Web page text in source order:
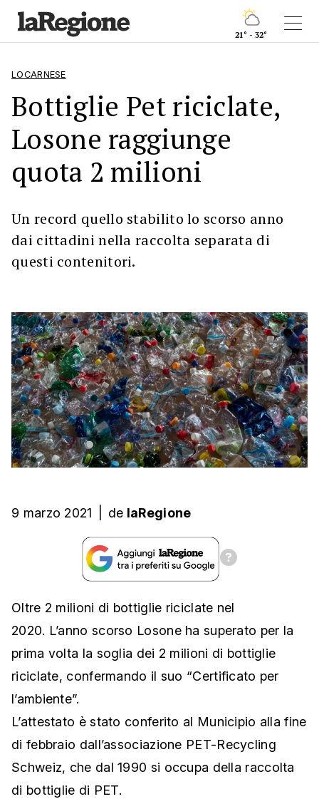
21° - 32°
LOCARNESE
Bottiglie Pet riciclate,
Losone raggiunge
quota 2 milioni
Un record quello stabilito lo scorso anno
dai cittadini nella raccolta separata di
questi contenitori.
9 marzo 2021 de laRegione
Oltre 2 milioni di bottiglie riciclate nel
2020. L’anno scorso Losone ha superato per la
prima volta la soglia dei 2 milioni di bottiglie
riciclate, confermando il suo “Certificato per
l’ambiente”.
L’attestato è stato conferito al Municipio alla fine
di febbraio dall’associazione PET-Recycling
Schweiz, che dal 1990 si occupa della raccolta
di bottiglie di PET.